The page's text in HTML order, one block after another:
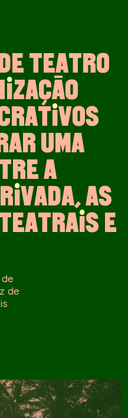
ETEATRO
IZAÇÃO
RATIVOS
ARUMA
REA
IVADA,AS
EATRAISE
de